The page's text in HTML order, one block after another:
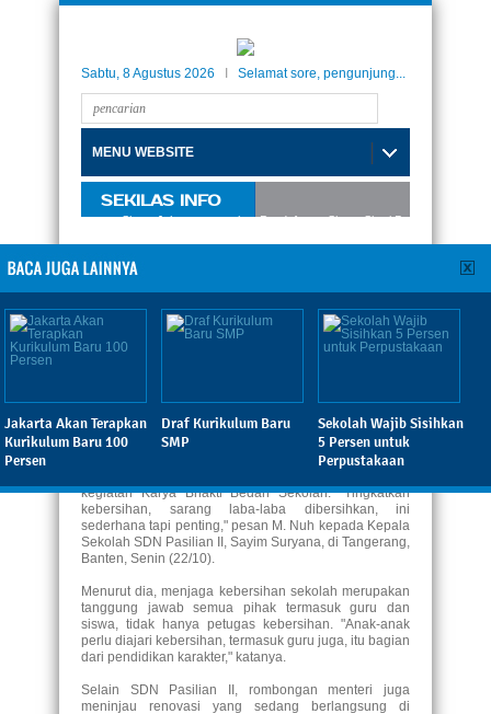
Sabtu, 8 Agustus 2026 Selamat sore, pengunjung...
MENU WEBSITE
SEKILAS INFO
Taman Siswa Jakarta, menerima Pendaftaran Siswa-Siswi Baru Tahun
Jakarta Akan Terapkan
Kurikulum Baru 100
Persen
Draf Kurikulum Baru
SMP
Sekolah Wajib Sisihkan
5 Persen untuk
Perpustakaan
Wah, Mendikbud Sidak Tinjau
Kebersihan Sekolah
Diposting: Fachruddin | Kamis, 02 Mei 2013 - 10:00:32 WIB |
Dibaca: 623 pembaca
Menteri Pendidikan M Nuh.
TamanSiswa,Menteri Pendidikan dan Kebudayaan
(Mendikbud) Mohammad Nuh sidak sekolah dasar
kegiatan Karya Bhakti Bedah Sekolah. "Tingkatkan
kebersihan, sarang laba-laba dibersihkan, ini
sederhana tapi penting," pesan M. Nuh kepada Kepala
Sekolah SDN Pasilian II, Sayim Suryana, di Tangerang,
Banten, Senin (22/10).
Menurut dia, menjaga kebersihan sekolah merupakan
tanggung jawab semua pihak termasuk guru dan
siswa, tidak hanya petugas kebersihan. "Anak-anak
perlu diajari kebersihan, termasuk guru juga, itu bagian
dari pendidikan karakter," katanya.
Selain SDN Pasilian II, rombongan menteri juga
meninjau renovasi yang sedang berlangsung di